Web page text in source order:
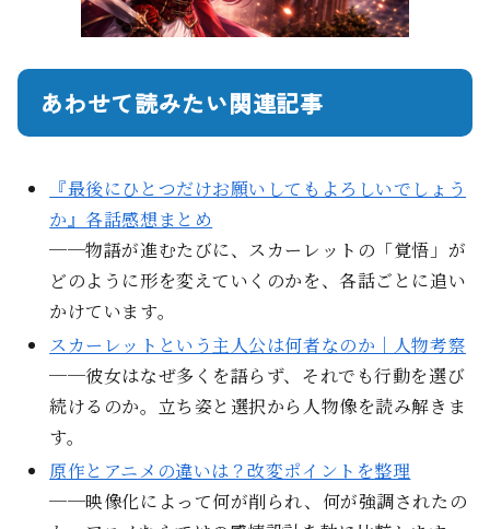
あわせて読みたい関連記事
『最後にひとつだけお願いしてもよろしいでしょう
か』各話感想まとめ
──物語が進むたびに、スカーレットの「覚悟」が
どのように形を変えていくのかを、各話ごとに追い
かけています。
スカーレットという主人公は何者なのか｜人物考察
──彼女はなぜ多くを語らず、それでも行動を選び
続けるのか。立ち姿と選択から人物像を読み解きま
す。
原作とアニメの違いは？改変ポイントを整理
──映像化によって何が削られ、何が強調されたの